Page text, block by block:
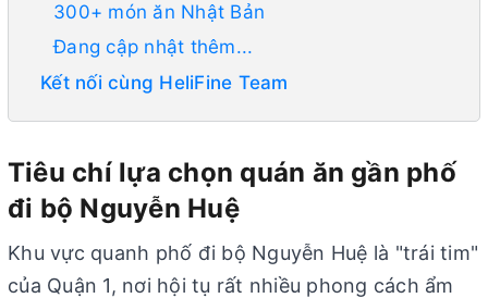
300+ món ăn Nhật Bản
Đang cập nhật thêm...
Kết nối cùng HeliFine Team
Tiêu chí lựa chọn quán ăn gần phố
đi bộ Nguyễn Huệ
Khu vực quanh phố đi bộ Nguyễn Huệ là "trái tim"
của Quận 1, nơi hội tụ rất nhiều phong cách ẩm